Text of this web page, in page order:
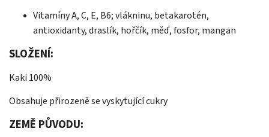
Vitamíny A, C, E, B6; vlákninu, betakarotén,
antioxidanty, draslík, hořčík, měď, fosfor, mangan
SLOŽENÍ:
Kaki 100%
Obsahuje přirozeně se vyskytující cukry
ZEMĚ PŮVODU: